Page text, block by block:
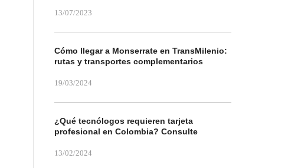
13/07/2023
Cómo llegar a Monserrate en TransMilenio:
rutas y transportes complementarios
19/03/2024
¿Qué tecnólogos requieren tarjeta
profesional en Colombia? Consulte
13/02/2024